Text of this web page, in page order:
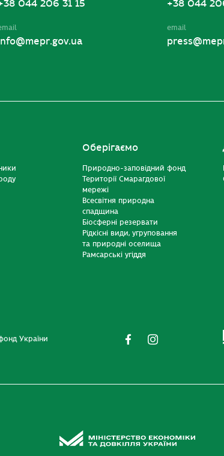
044 206 31 15 +38 044
email
Оберігаємо
Природно-заповідний фонд
Території Смарагдової
мережі
Всесвітня природна
спадщина
Біосферні резервати
Рідкісні види, угруповання
та природні оселища
Рамсарські угіддя
України